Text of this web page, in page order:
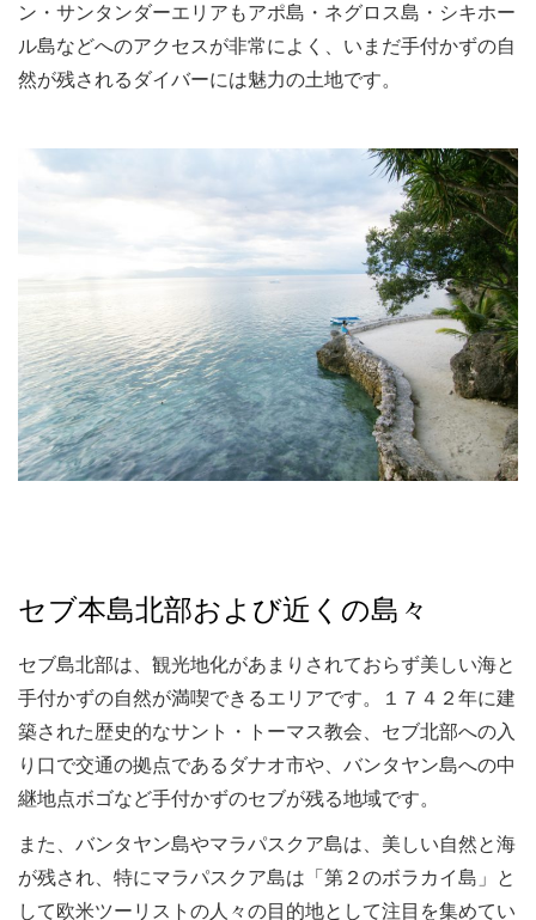
ン・サンタンダーエリアもアポ島・ネグロス島・シキホー
ル島などへのアクセスが非常によく、いまだ手付かずの自
然が残されるダイバーには魅力の土地です。
セブ本島北部および近くの島々
セブ島北部は、観光地化があまりされておらず美しい海と
手付かずの自然が満喫できるエリアです。１７４２年に建
築された歴史的なサント・トーマス教会、セブ北部への入
り口で交通の拠点であるダナオ市や、バンタヤン島への中
継地点ボゴなど手付かずのセブが残る地域です。
また、バンタヤン島やマラパスクア島は、美しい自然と海
が残され、特にマラパスクア島は「第２のボラカイ島」と
して欧米ツーリストの人々の目的地として注目を集めてい